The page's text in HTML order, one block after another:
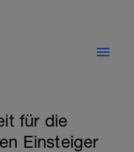
für die
Einsteiger